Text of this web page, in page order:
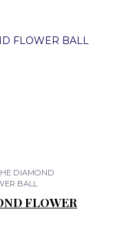
DIAMOND
BALL
FLOWER